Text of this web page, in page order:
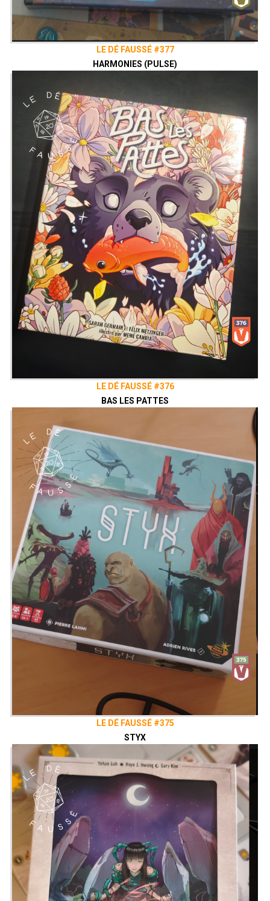
LE DÉ FAUSSÉ #377
HARMONIES (PULSE)
LE DÉ FAUSSÉ #376
BAS LES PATTES
LE DÉ FAUSSÉ #375
STYX